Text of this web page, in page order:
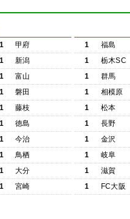
1
甲府
1
新潟
1
富山
1
磐田
1
藤枝
1
徳島
1
今治
1
鳥栖
1
大分
1 宮崎
1 福島
1
栃木SC
1
群馬
1
相模原
1
松本
1
長野
1
金沢
1
岐阜
1
滋賀
1
FC大阪